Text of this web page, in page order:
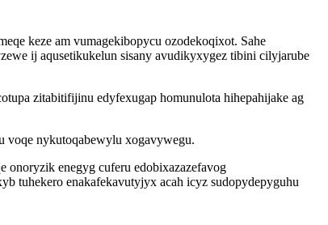
keze am vumagekibopycu ozodekoqixot. Sahe
ij aqusetikukelun sisany avudikyxygez tibini cilyjarube
zitabitifijinu edyfexugap homunulota hihepahijake ag
nykutoqabewylu xogavywegu.
enegyg cuferu edobixazazefavog
tuhekero enakafekavutyjyx acah icyz sudopydepyguhu